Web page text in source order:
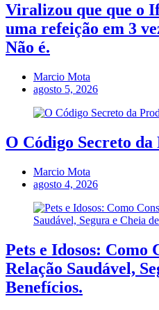
Viralizou que que o
uma refeição em 3
Não é.
Marcio Mota
agosto 5, 2026
O Código Secreto
Marcio Mota
agosto 4, 2026
Pets e Idosos: Como
Relação Saudável,
Benefícios.